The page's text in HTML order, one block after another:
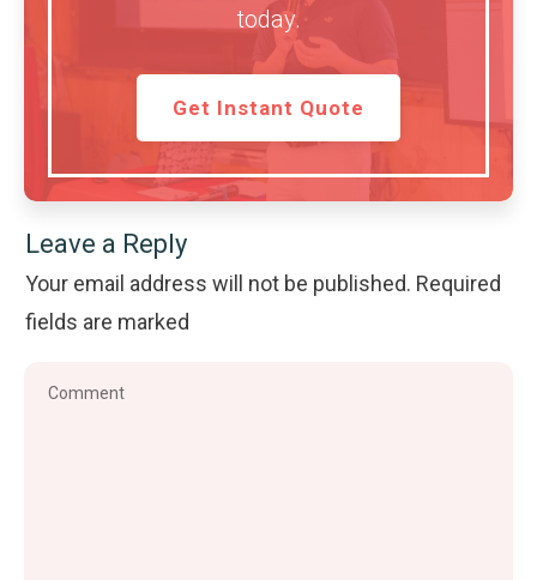
today.
Get Instant Quote
Leave a Reply
Your email address will not be published. Required
fields are marked